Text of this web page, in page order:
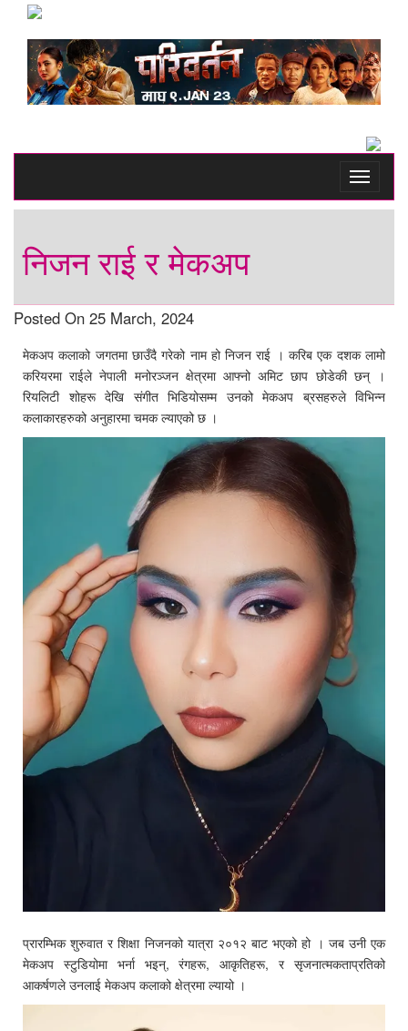
Toggle
निजन राई र मेकअप
Posted On 25 March, 2024
मेकअप कलाको जगतमा छाउँदै गरेको नाम हो निजन राई । करिब एक दशक लामो
करियरमा राईले नेपाली मनोरञ्जन क्षेत्रमा आफ्नो अमिट छाप छोडेकी छन् ।
रियलिटी शोहरू देखि संगीत भिडियोसम्म उनको मेकअप ब्रसहरुले विभिन्न
कलाकारहरुको अनुहारमा चमक ल्याएको छ ।
प्रारम्भिक शुरुवात र शिक्षा निजनको यात्रा २०१२ बाट भएको हो । जब उनी एक
मेकअप स्टुडियोमा भर्ना भइन्, रंगहरू, आकृतिहरू, र सृजनात्मकताप्रतिको
आकर्षणले उनलाई मेकअप कलाको क्षेत्रमा ल्यायो ।